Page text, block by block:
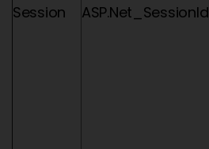
Session ASP.Net_SessionId